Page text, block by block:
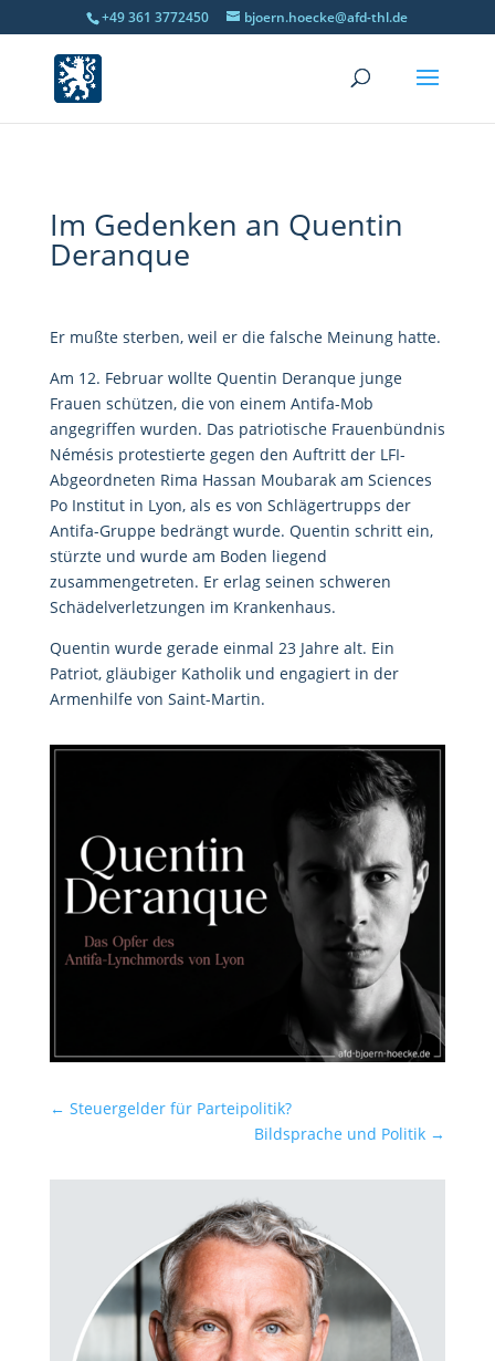
+49 361 3772450 bjoern.hoecke@afd-thl.de
Im Gedenken an Quentin
Deranque
Er mußte sterben, weil er die falsche Meinung hatte.
Am 12. Februar wollte Quentin Deranque junge
Frauen schützen, die von einem Antifa-Mob
angegriffen wurden. Das patriotische Frauenbündnis
Némésis protestierte gegen den Auftritt der LFI-
Abgeordneten Rima Hassan Moubarak am Sciences
Po Institut in Lyon, als es von Schlägertrupps der
Antifa-Gruppe bedrängt wurde. Quentin schritt ein,
stürzte und wurde am Boden liegend
zusammengetreten. Er erlag seinen schweren
Schädelverletzungen im Krankenhaus.
Quentin wurde gerade einmal 23 Jahre alt. Ein
Patriot, gläubiger Katholik und engagiert in der
Armenhilfe von Saint-Martin.
← Steuergelder für Parteipolitik?
Bildsprache und Politik →